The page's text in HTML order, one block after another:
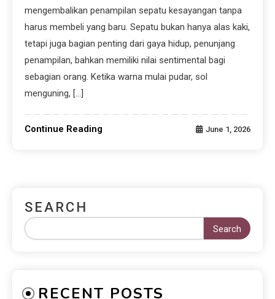
mengembalikan penampilan sepatu kesayangan tanpa
harus membeli yang baru. Sepatu bukan hanya alas kaki,
tetapi juga bagian penting dari gaya hidup, penunjang
penampilan, bahkan memiliki nilai sentimental bagi
sebagian orang. Ketika warna mulai pudar, sol
menguning, […]
Continue Reading June 1, 2026
SEARCH
Search
RECENT POSTS